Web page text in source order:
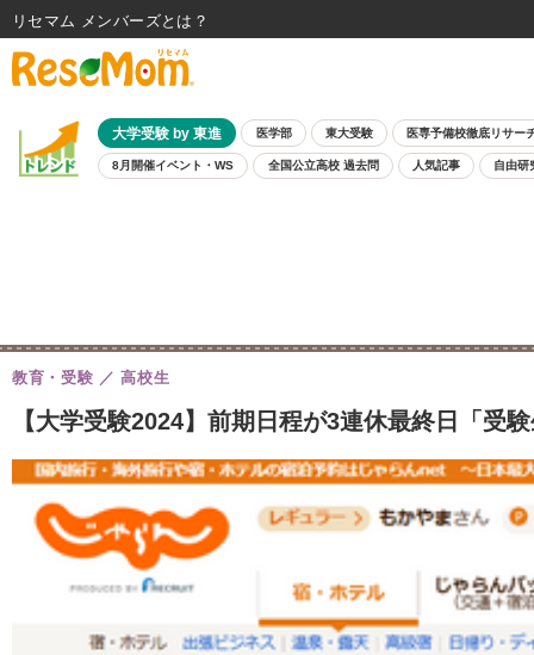
大学受験 by 東進 医学部 東大受験 医専予備校徹底リサー
8月開催イベント・WS 全国公立高校 過去問 人気記事 自由研
【大学受験2024】前期日程が3連休最終日「受
教育・受験 高校生
リセマム メンバーズ